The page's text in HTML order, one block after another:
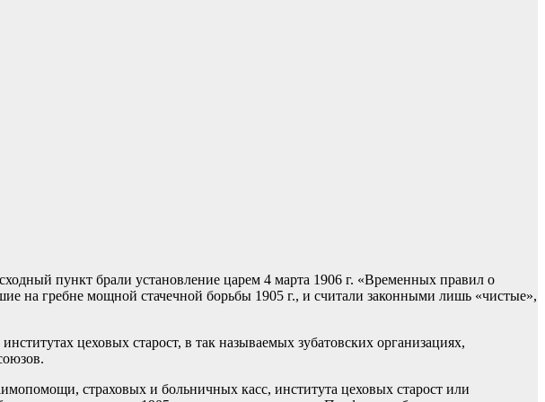
пункт брали установление царем 4 марта 1906 г. «Временных правил о
на гребне мощной стачечной борьбы 1905 г., и считали законными лишь «чистые»,
цеховых старост, в так называемых зубатовских организациях,
страховых и больничных касс, института цеховых старост или